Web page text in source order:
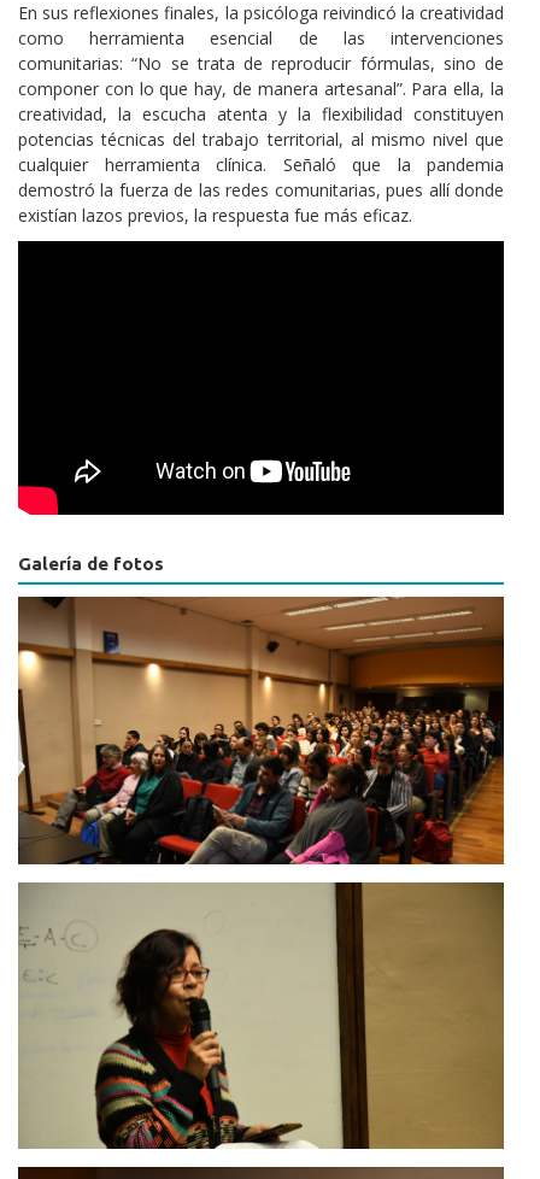
En sus reflexiones finales, la psicóloga reivindicó la creatividad
como herramienta esencial de las intervenciones
comunitarias: “No se trata de reproducir fórmulas, sino de
componer con lo que hay, de manera artesanal”. Para ella, la
creatividad, la escucha atenta y la flexibilidad constituyen
potencias técnicas del trabajo territorial, al mismo nivel que
cualquier herramienta clínica. Señaló que la pandemia
demostró la fuerza de las redes comunitarias, pues allí donde
existían lazos previos, la respuesta fue más eficaz.
Galería de fotos